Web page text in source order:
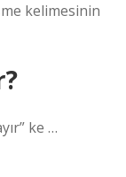
kelimesinin
ke …